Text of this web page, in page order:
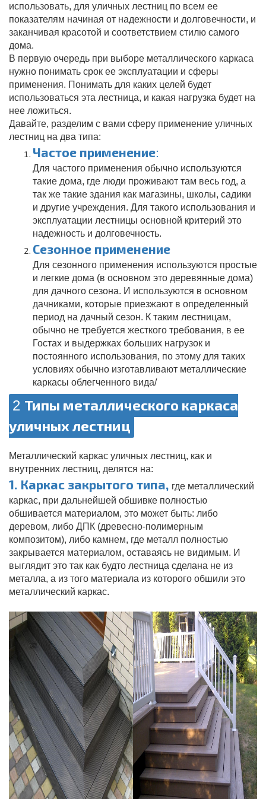
использовать, для уличных лестниц по всем ее
показателям начиная от надежности и долговечности, и
заканчивая красотой и соответствием стилю самого
дома.
В первую очередь при выборе металлического каркаса
нужно понимать срок ее эксплуатации и сферы
применения. Понимать для каких целей будет
использоваться эта лестница, и какая нагрузка будет на
нее ложиться.
Давайте, разделим с вами сферу применение уличных
лестниц на два типа:
Частое применение:
Для частого применения обычно используются
такие дома, где люди проживают там весь год, а
так же такие здания как магазины, школы, садики
и другие учреждения. Для такого использования и
эксплуатации лестницы основной критерий это
надежность и долговечность.
Сезонное применение
Для сезонного применения используются простые
и легкие дома (в основном это деревянные дома)
для дачного сезона. И используются в основном
дачниками, которые приезжают в определенный
период на дачный сезон. К таким лестницам,
обычно не требуется жесткого требования, в ее
Гостах и выдержках больших нагрузок и
постоянного использования, по этому для таких
условиях обычно изготавливают металлические
каркасы облегченного вида/
2 Типы металлического каркаса
уличных лестниц
Металлический каркас уличных лестниц, как и
внутренних лестниц, делятся на:
1. Каркас закрытого типа, где металлический
каркас, при дальнейшей обшивке полностью
обшивается материалом, это может быть: либо
деревом, либо ДПК (древесно-полимерным
композитом), либо камнем, где металл полностью
закрывается материалом, оставаясь не видимым. И
выглядит это так как будто лестница сделана не из
металла, а из того материала из которого обшили это
металлический каркас.